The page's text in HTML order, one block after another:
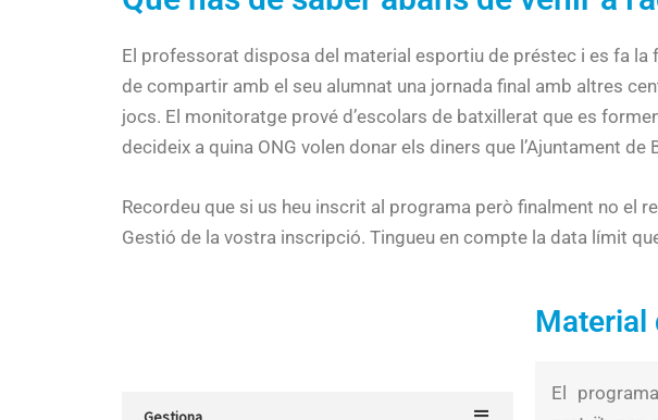
El professorat disposa del material esportiu de préstec i es fa la
de compartir amb el seu alumnat una jornada final amb altres
jocs. El monitoratge prové d’escolars de batxillerat que es
decideix a quina ONG volen donar els diners que l’Ajuntament
Recordeu que si us heu inscrit al programa però finalment no el
Gestió de la vostra inscripció. Tingueu en compte la data límit
Material
El